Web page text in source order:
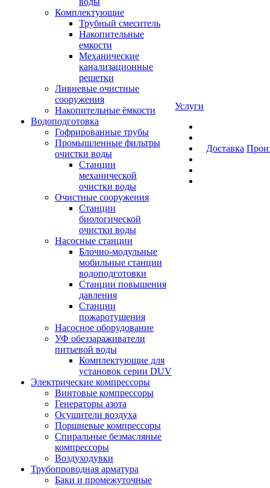
Комплектующие
Трубный смеситель
Накопительные
емкости
Механические
канализационные
решетки
Ливневые очистные
сооружения
Накопительные ёмкости
Водоподготовка
Гофрированные трубы
Промышленные фильтры
очистки воды
Станции
механической
очистки воды
Очистные сооружения
Станции
биологической
очистки воды
Насосные станции
Блочно-модульные
мобильные станции
водоподготовки
Станции повышения
давления
Станции
пожаротушения
Насосное оборудование
УФ обеззараживатели
питьевой воды
Комплектующие для
установок серии DUV
Электрические компрессоры
Винтовые компрессоры
Генераторы азота
Осушители воздуха
Поршневые компрессоры
Спиральные безмасляные
компрессоры
Воздуходувки
Трубопроводная арматура
Баки и промежуточные
Услуги
Доставка